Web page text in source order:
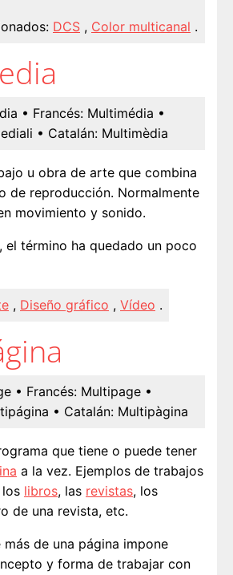
DCS , Color multicanal .
• Francés: Multimédia •
• Catalán: Multimèdia
u obra de arte que combina
de reproducción. Normalmente
movimiento y sonido.
el término ha quedado un poco
, Diseño gráfico , Vídeo .
• Francés: Multipage •
• Catalán: Multipàgina
que tiene o puede tener
a la vez. Ejemplos de trabajos
libros, las revistas, los
de una revista, etc.
de una página impone
y forma de trabajar con